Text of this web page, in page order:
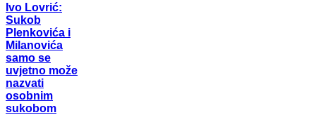
Ivo Lovrić:
Sukob
Plenkovića i
Milanovića
samo se
uvjetno može
nazvati
osobnim
sukobom